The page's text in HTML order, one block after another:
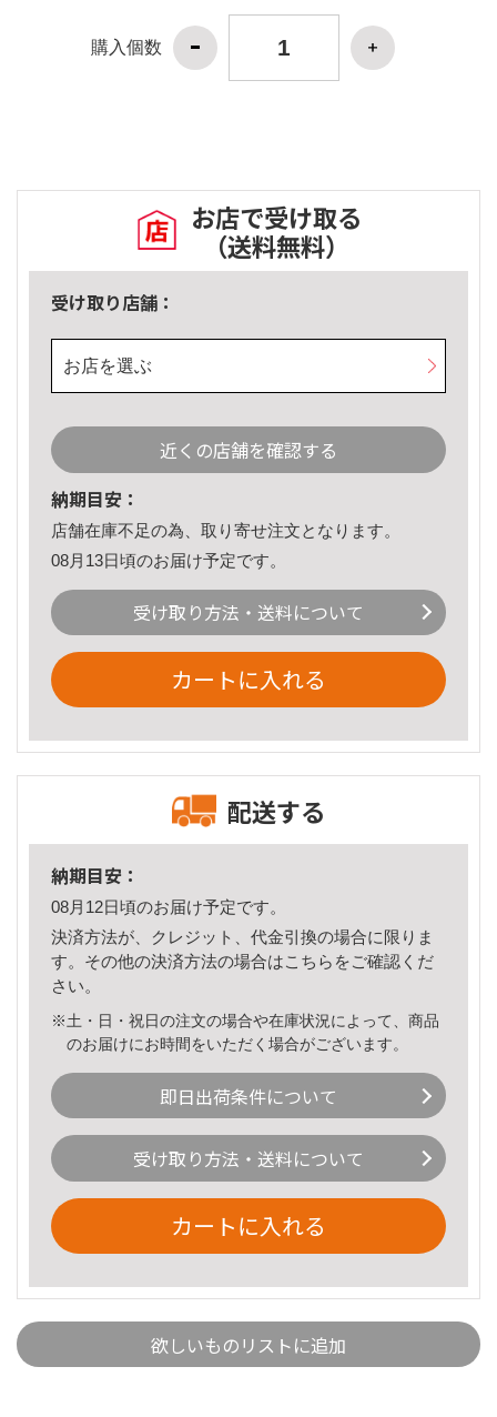
購入個数
お店で受け取る
（送料無料）
受け取り店舗：
お店を選ぶ
近くの店舗を確認する
納期目安：
店舗在庫不足の為、取り寄せ注文となります。
08月13日頃のお届け予定です。
受け取り方法・送料について
カートに入れる
配送する
納期目安：
08月12日頃のお届け予定です。
決済方法が、クレジット、代金引換の場合に限りま
す。その他の決済方法の場合はこちら をご確認くだ
さい。
※土・日・祝日の注文の場合や在庫状況によって、商品
のお届けにお時間をいただく場合がございます。
即日出荷条件について
受け取り方法・送料について
カートに入れる
欲しいものリストに追加